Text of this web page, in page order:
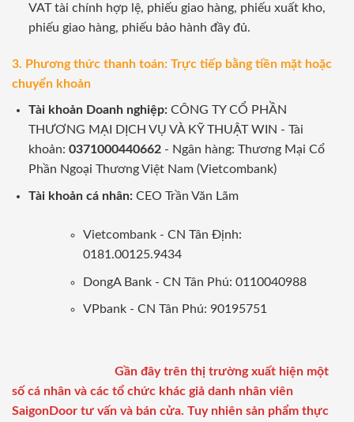
VAT tài chính hợp lệ, phiếu giao hàng, phiếu xuất kho,
phiếu giao hàng, phiếu bảo hành đầy đủ.
3. Phương thức thanh toán: Trực tiếp bằng tiền mặt hoặc
chuyển khoản
Tài khoản Doanh nghiệp:CÔNG TY CỔ PHẦN
THƯƠNG MẠI DỊCH VỤ VÀ KỸ THUẬT WIN - Tài
khoản: 0371000440662- Ngân hàng: Thương Mại Cổ
Phần Ngoại Thương Việt Nam (Vietcombank)
Tài khoản cá nhân: CEO Trần Văn Lãm
Vietcombank - CN Tân Định:
0181.00125.9434
DongA Bank - CN Tân Phú: 0110040988
VPbank - CN Tân Phú: 90195751
Gần đây trên thị trường xuất hiện một
số cá nhân và các tổ chức khác giả danh nhân viên
SaigonDoor tư vấn và bán cửa. Tuy nhiên sản phẩm thực